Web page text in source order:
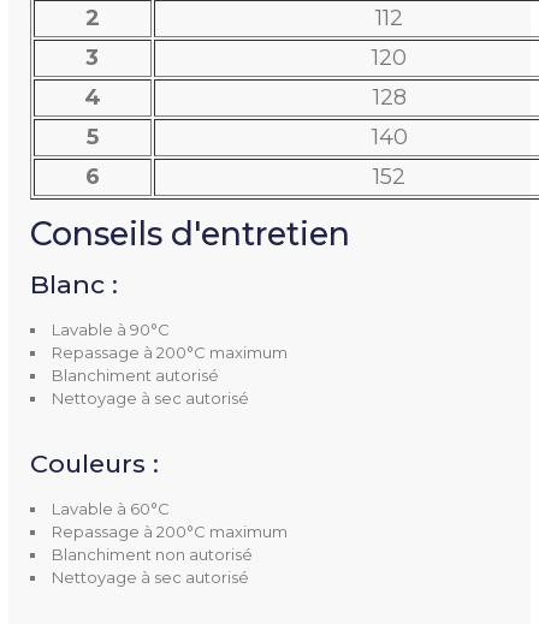
2
112
3
120
4
128
5
140
6
152
Conseils d'entretien
Blanc :
Lavable à 90°C
Repassage à 200°C maximum
Blanchiment autorisé
Nettoyage à sec autorisé
Couleurs :
Lavable à 60°C
Repassage à 200°C maximum
Blanchiment non autorisé
Nettoyage à sec autorisé